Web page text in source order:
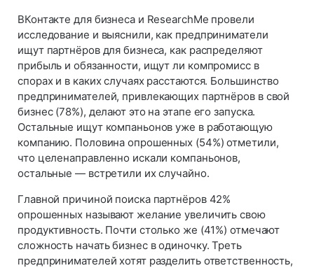
ВКонтакте для бизнеса и ResearсhMe провели
исследование и выяснили, как предприниматели
ищут партнёров для бизнеса, как распределяют
прибыль и обязанности, ищут ли компромисс в
спорах и в каких случаях расстаются. Большинство
предпринимателей, привлекающих партнёров в свой
бизнес (78%), делают это на этапе его запуска.
Остальные ищут компаньонов уже в работающую
компанию. Половина опрошенных (54%) отметили,
что целенаправленно искали компаньонов,
остальные — встретили их случайно.
Главной причиной поиска партнёров 42%
опрошенных называют желание увеличить свою
продуктивность. Почти столько же (41%) отмечают
сложность начать бизнес в одиночку. Треть
предпринимателей хотят разделить ответственность,